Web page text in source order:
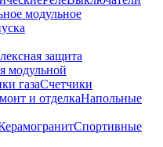
модульное
защита
модульной
газаСчетчики
и отделкаНапольные
Спортивные